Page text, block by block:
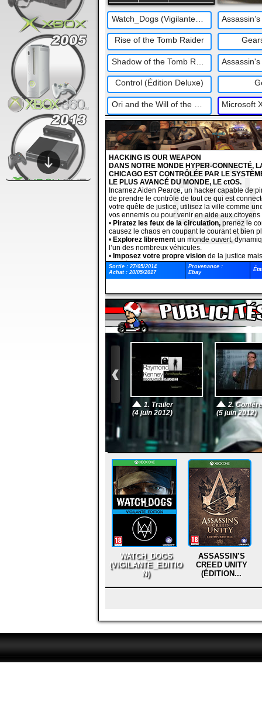
Watch_Dogs (Vigilante_Edition)
Rise of the Tomb Raider
Control (Édition Deluxe)
HACKING IS OUR WEAPON
DANS NOTRE MONDE HYPER-CONNECTÉ,
CHICAGO EST CONTRÔLÉE PAR LE
LE PLUS AVANCÉ DU MONDE, LE ctOS.
Incarnez Aiden Pearce, un hacker capable de
de prendre le contrôle de tout ce qui est
votre quête de justice, utilisez la ville comme
vos ennemis ou pour venir en aide aux
• Piratez les feux de la circulation, prenez le
causez le chaos en coupant le courant et bien
• Explorez librement un monde ouvert,
l’un des nombreux véhicules.
• Imposez votre propre vision de la justice
conséquences de vos actions.
LA RÉVOLUTION CONNECTÉE
• Complétez les missions secondaires, piratez
mobile et développez vos compétences pour
plus respecté.
• Utilisez l’application Watch_DogsctOS Mobile
contrôle de la ville d’une façon inédite !
CONTENU DE LA VIGILANTE_EDITION
LE BOITÎER
COLLECTOR
•LA BANDE ORIGINALE OFFICIELLE
D’AIDEN PEARCE
LE FOULARDD’AIDEN PEARCE
LE PACK PALACE
• Contenu : une mission solo additionnelle
• Récompense : bonus investigation et bonus
distributeurs
• Découvrez le CONTENU DE LA
Sortie : 27/05/2014
Achat : 20/05/2017
Provenance :
Ebay
1. Trailer
(4 juin 2012)
2.
(5 juin 2012)
WATCH_DOGS
(VIGILANTE_EDITIO
N)
ASSASSIN’S
CREED UNITY
(ÉDITION...